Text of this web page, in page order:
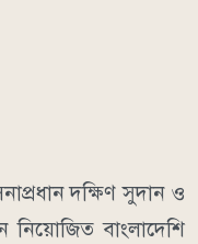
দক্ষিণ সুদান ও
নিয়োজিত বাংলাদেশি